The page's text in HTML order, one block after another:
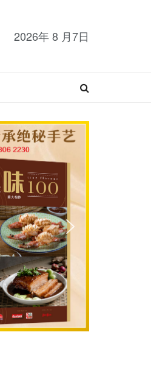
2026年 8 月7日